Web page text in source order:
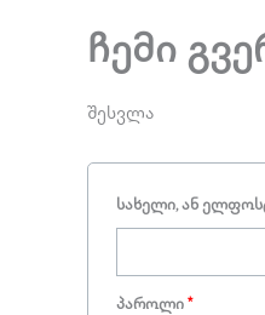
ჩემი
შესვლა
სახელი, ან
პაროლი *